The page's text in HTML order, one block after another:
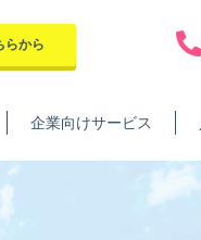
らから
企業向けサービス